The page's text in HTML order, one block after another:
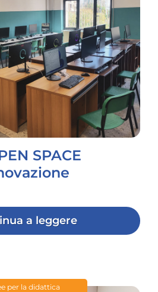
SPACE
a leggere
per la didattica